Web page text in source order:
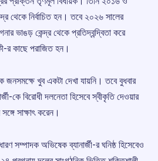
থেকে নির্বাচিত হন। তবে ২০২৬ সালের
ভাঙড় কেন্দ্র থেকে প্রতিদ্বন্দ্বিতা করে
র কাছে পরাজিত হন।
জনসমক্ষে খুব একটা দেখা যায়নি। তবে বুধবার
কে বিরোধী দলনেতা হিসেবে স্বীকৃতি দেওয়ার
সাক্ষাৎ করেন।
সম্পাদক অভিষেক ব্যানার্জী-র ঘনিষ্ঠ হিসেবেও